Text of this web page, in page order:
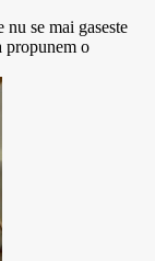
se mai gaseste
o